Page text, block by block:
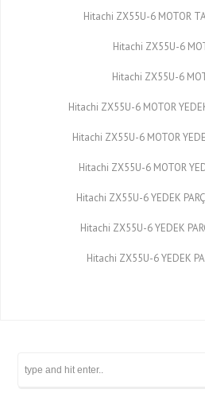
Hitachi ZX55U-6 MOTOR
Hitachi ZX55U-6
Hitachi ZX55U-6
Hitachi ZX55U-6 MOTOR
Hitachi ZX55U-6 MOTOR
Hitachi ZX55U-6 MOTOR
Hitachi ZX55U-6 YEDEK
Hitachi ZX55U-6 YEDEK
Hitachi ZX55U-6 YEDEK